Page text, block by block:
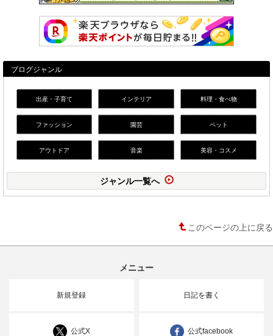
ブログジャンル
出産・子育て インテリア 料理・食べ物
ファッション 園芸 ペット
アウトドア 音楽 美容・コスメ
ジャンル一覧へ
このページの上に戻る
メニュー
新規登録 日記を書く
公式X 公式facebook